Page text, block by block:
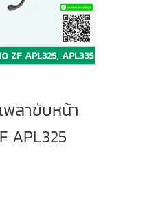
พลาขับหน้า
APL325